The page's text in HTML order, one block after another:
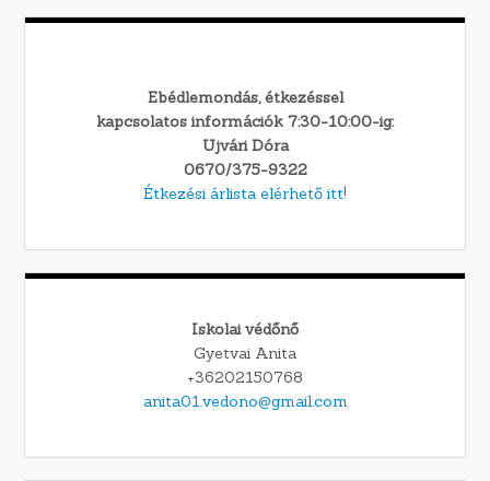
Ebédlemondás, étkezéssel
kapcsolatos információk 7:30-10:00-ig:
Ujvári Dóra
0670/375-9322
Étkezési árlista elérhető itt!
Iskolai védőnő
Gyetvai Anita
+36202150768
anita01.vedono@gmail.com